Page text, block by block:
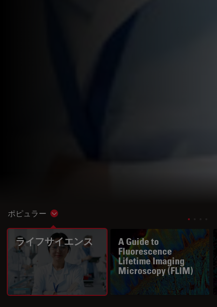
ポピュラー Show subnavigation
ライフサイエンス
A Guide to
Fluorescence
Lifetime Imaging
Microscopy (FLIM)